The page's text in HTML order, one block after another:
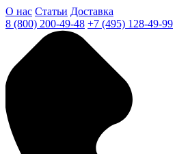
О нас Статьи Доставка
8 (800) 200-49-48 +7 (495) 128-49-99